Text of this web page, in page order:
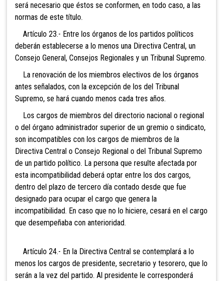
será necesario que éstos se conformen, en todo caso, a las
normas de este título.
Artículo 23.- Entre los órganos de los partidos políticos
deberán establecerse a lo menos una Directiva Central, un
Consejo General, Consejos Regionales y un Tribunal Supremo.
La renovación de los miembros electivos de los órganos
antes señalados, con la excepción de los del Tribunal
Supremo, se hará cuando menos cada tres años.
Los cargos de miembros del directorio nacional o regional
o del órgano administrador superior de un gremio o sindicato,
son incompatibles con los cargos de miembros de la
Directiva Central o Consejo Regional o del Tribunal Supremo
de un partido político. La persona que resulte afectada por
esta incompatibilidad deberá optar entre los dos cargos,
dentro del plazo de tercero día contado desde que fue
designado para ocupar el cargo que genera la
incompatibilidad. En caso que no lo hiciere, cesará en el cargo
que desempeñaba con anterioridad.
Artículo 24.- En la Directiva Central se contemplará a lo
menos los cargos de presidente, secretario y tesorero, que lo
serán a la vez del partido. Al presidente le corresponderá